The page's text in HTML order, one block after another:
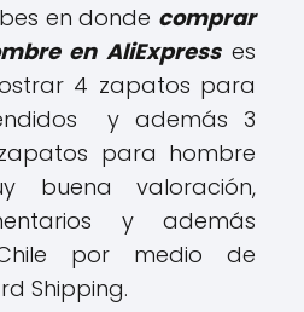
en donde comprar
en AliExpress es
4 zapatos para
y además 3
para hombre
buena valoración,
y además
por medio de
Shipping.